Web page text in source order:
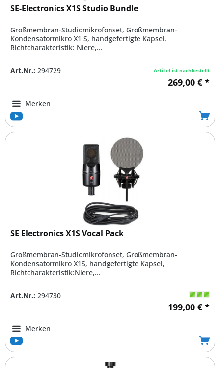
SE-Electronics X1S Studio Bundle
Großmembran-Studiomikrofonset, Großmembran-
Kondensatormikro X1 S, handgefertigte Kapsel,
Richtcharakteristik: Niere,...
Art.Nr.: 294729 Artikel ist nachbestellt
269,00 € *
Merken
SE Electronics X1S Vocal Pack
Großmembran-Studiomikrofonset, Großmembran-
Kondensatormikro X1S, handgefertigte Kapsel,
Richtcharakteristik:Niere,...
Art.Nr.: 294730
199,00 € *
Merken